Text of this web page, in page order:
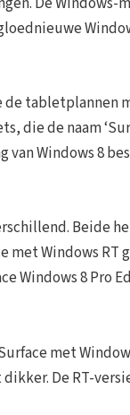
tabletplannen
de naam
Windows 8
Beide
met Windows
Windows 8 Pro
met
De RT-